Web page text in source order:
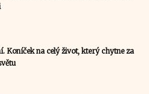
Koníček na celý život, který chytne za